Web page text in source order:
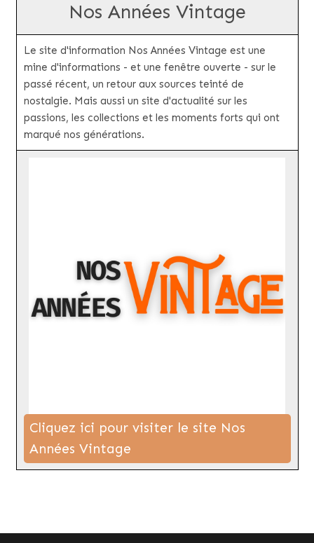
Nos Années Vintage
Le site d'information Nos Années Vintage est une
mine d'informations - et une fenêtre ouverte - sur le
passé récent, un retour aux sources teinté de
nostalgie. Mais aussi un site d'actualité sur les
passions, les collections et les moments forts qui ont
marqué nos générations.
Cliquez ici pour visiter le site Nos
Années Vintage